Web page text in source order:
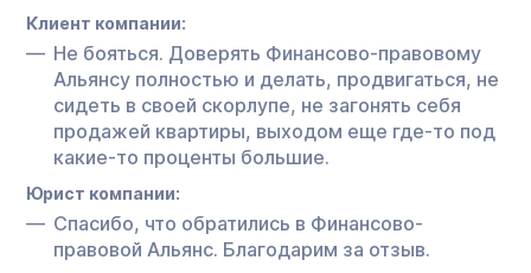
Клиент компании:
Не бояться. Доверять Финансово-правовому
Альянсу полностью и делать, продвигаться, не
сидеть в своей скорлупе, не загонять себя
продажей квартиры, выходом еще где-то под
какие-то проценты большие.
Юрист компании:
Спасибо, что обратились в Финансово-
правовой Альянс. Благодарим за отзыв.